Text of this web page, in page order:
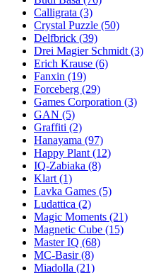
Calligrata (3)
Crystal Puzzle (50)
Delfbrick (39)
Drei Magier Schmidt (3)
Erich Krause (6)
Fanxin (19)
Forceberg (29)
Games Corporation (3)
GAN (5)
Graffiti (2)
Hanayama (97)
Happy Plant (12)
IQ-Zabiaka (8)
Klart (1)
Lavka Games (5)
Ludattica (2)
Magic Moments (21)
Magnetic Cube (15)
Master IQ (68)
MC-Basir(8)
Miadolla (21)